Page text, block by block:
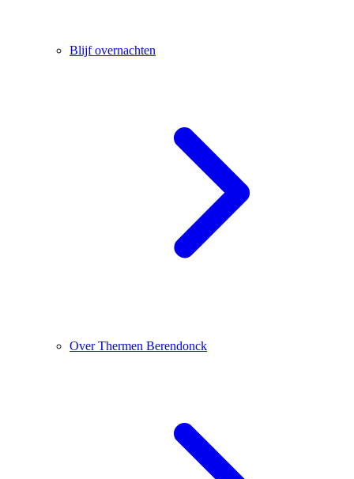
Blijf overnachten
Over Thermen Berendonck